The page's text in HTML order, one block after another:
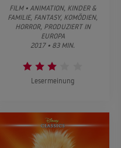
FILM • ANIMATION, KINDER &
FAMILIE, FANTASY, KOMÖDIEN,
HORROR, PRODUZIERT IN
EUROPA
2017 • 83 MIN.
Lesermeinung